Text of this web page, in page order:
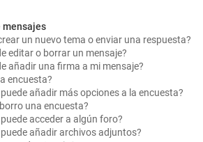
mensajes
un nuevo tema o enviar una respuesta?
editar o borrar un mensaje?
añadir una firma a mi mensaje?
encuesta?
añadir más opciones a la encuesta?
una encuesta?
acceder a algún foro?
añadir archivos adjuntos?